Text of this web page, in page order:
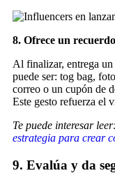
8. Ofrece un
Al finalizar, entrega
puede ser: tog bag,
correo o un cupón de
Este gesto refuerza el
Te puede interesar leer:
estrategia para crear
9. Evalúa y da